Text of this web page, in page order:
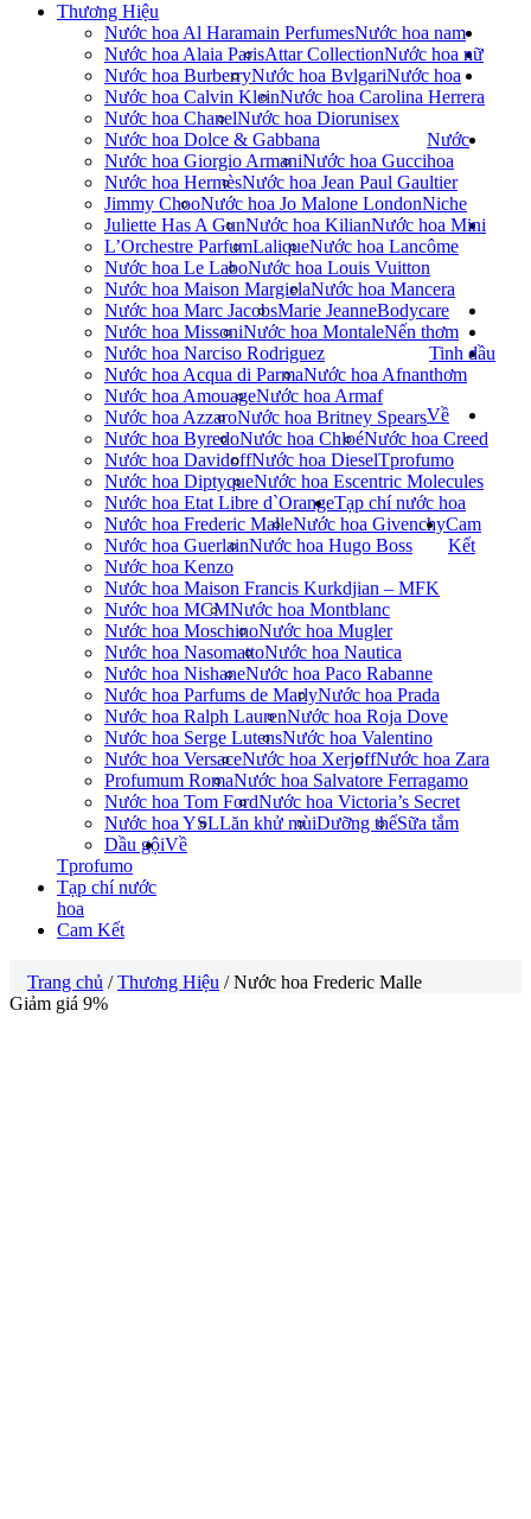
Thương Hiệu
Nước hoa Al Haramain Perfumes
Nước hoa Alaia ParisAttar Collection
Nước hoa BurberryNước hoa Bvlgari
Nước hoa Calvin KleinNước hoa Carolina Herrera
Nước hoa ChanelNước hoa Dior
Nước hoa Dolce & Gabbana
Nước hoa Giorgio ArmaniNước hoa Gucci
Nước hoa HermèsNước hoa Jean Paul Gaultier
Jimmy ChooNước hoa Jo Malone London
Juliette Has A GunNước hoa Kilian
L’Orchestre ParfumLaliqueNước hoa Lancôme
Nước hoa Le LaboNước hoa Louis Vuitton
Nước hoa Maison MargielaNước hoa Mancera
Nước hoa Marc JacobsMarie Jeanne
Nước hoa MissoniNước hoa Montale
Nước hoa Narciso Rodriguez
Nước hoa Acqua di ParmaNước hoa Afnan
Nước hoa AmouageNước hoa Armaf
Nước hoa AzzaroNước hoa Britney Spears
Nước hoa ByredoNước hoa ChloéNước hoa Creed
Nước hoa DavidoffNước hoa Diesel
Nước hoa DiptyqueNước hoa Escentric Molecules
Nước hoa Etat Libre d`Orange
Nước hoa Frederic MalleNước hoa Givenchy
Nước hoa GuerlainNước hoa Hugo Boss
Nước hoa Kenzo
Nước hoa Maison Francis Kurkdjian – MFK
Nước hoa MCMNước hoa Montblanc
Nước hoa MoschinoNước hoa Mugler
Nước hoa NasomattoNước hoa Nautica
Nước hoa NishaneNước hoa Paco Rabanne
Nước hoa Parfums de MarlyNước hoa Prada
Nước hoa Ralph LaurenNước hoa Roja Dove
Nước hoa Serge LutensNước hoa Valentino
Nước hoa VersaceNước hoa XerjoffNước hoa Zara
Profumum RomaNước hoa Salvatore Ferragamo
Nước hoa Tom FordNước hoa Victoria’s Secret
Nước hoa YSL
Nước hoa nam
Nước hoa nữ
Nước hoa
unisex
Nước
hoa
Niche
Nước hoa Mini
Bodycare
Lăn khử mùiDưỡng thểSữa tắm
Dầu gội
Nến thơm
Tinh dầu
thơm
Về
Tprofumo
Tạp chí nước hoa
Cam
Kết
Về
Tprofumo
Tạp chí nước
hoa
Cam Kết
Trang chủ /Thương Hiệu / Nước hoa Frederic Malle
Giảm giá 9%